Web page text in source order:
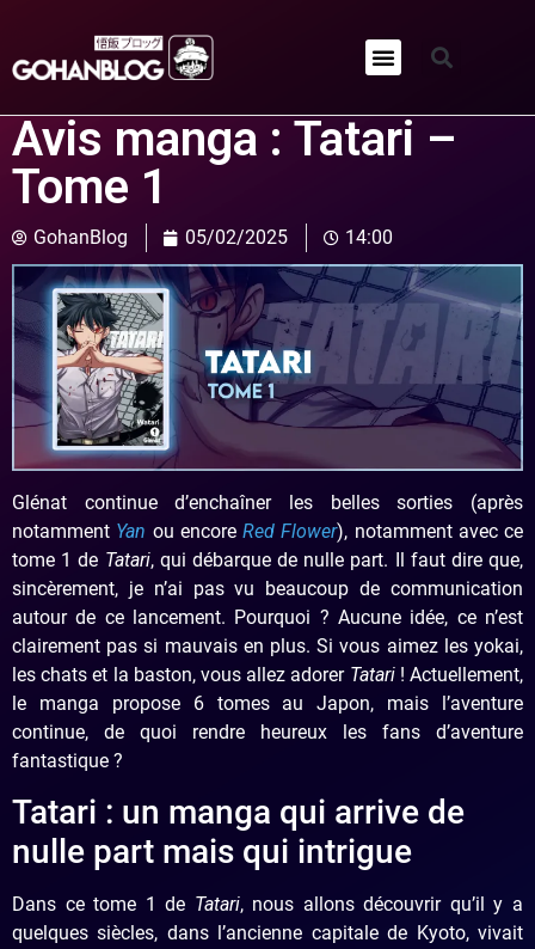
Avis manga : Tatari –
Tome 1
GohanBlog 05/02/2025 14:00
Glénat continue d’enchaîner les belles sorties (après
notamment Yan ou encore Red Flower), notamment avec ce
tome 1 de Tatari, qui débarque de nulle part. Il faut dire que,
sincèrement, je n’ai pas vu beaucoup de communication
autour de ce lancement. Pourquoi ? Aucune idée, ce n’est
clairement pas si mauvais en plus. Si vous aimez les yokai,
les chats et la baston, vous allez adorer Tatari! Actuellement,
le manga propose 6 tomes au Japon, mais l’aventure
continue, de quoi rendre heureux les fans d’aventure
fantastique ?
Tatari : un manga qui arrive de
nulle part mais qui intrigue
Dans ce tome 1 de Tatari, nous allons découvrir qu’il y a
quelques siècles, dans l’ancienne capitale de Kyoto, vivait